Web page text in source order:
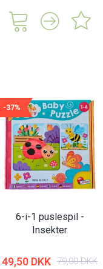
-37%
6-i-1 puslespil -
Insekter
49,50 DKK 79,00 DKK